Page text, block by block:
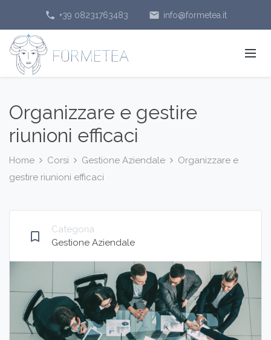
phone +39 08231763483 email info@formetea.it
Organizzare e gestire
riunioni efficaci
Home Corsi Gestione Aziendale
Organizzare e
gestire riunioni efficaci
bookmark_border
Categoria
Gestione Aziendale